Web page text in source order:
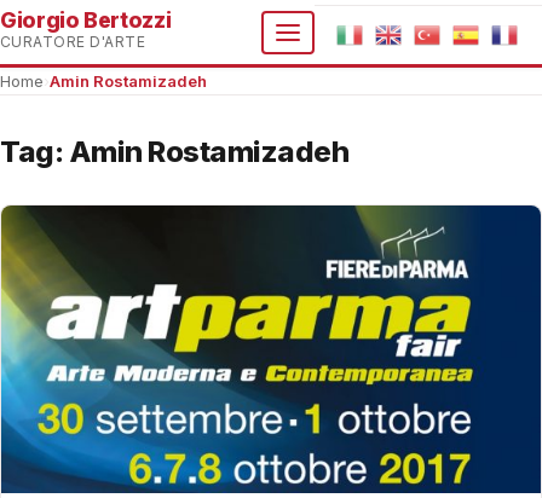
Giorgio Bertozzi
CURATORE D'ARTE
Home Amin Rostamizadeh
Tag: Amin Rostamizadeh